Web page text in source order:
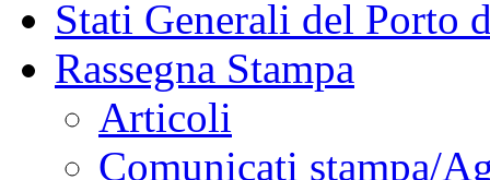
Stati Generali del Porto
Rassegna Stampa
Articoli
Comunicati stampa/